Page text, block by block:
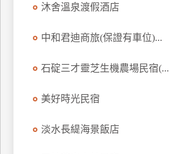
沐舍溫泉渡假酒店
中和君迪商旅(保證有車位)...
石碇三才靈芝生機農場民宿(...
美好時光民宿
淡水長緹海景飯店